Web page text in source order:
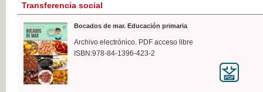
Transferencia social
Bocados de mar. Educación primaria
Archivo electrónico. PDF acceso libre
ISBN:978-84-1396-423-2